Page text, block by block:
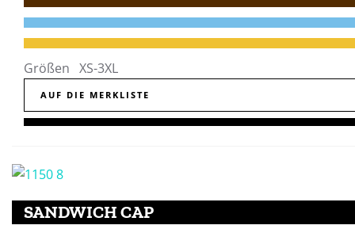
Größen XS-3XL
AUF DIE MERKLISTE
SANDWICH CAP